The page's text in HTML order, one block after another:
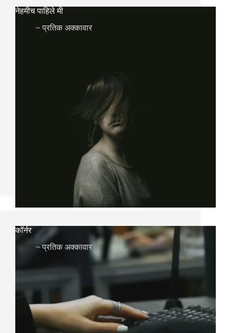
नेहमीच पाहिले मी
~ प्रतिक अक्कावार
कॉर्नर
~ प्रतिक अक्कावार